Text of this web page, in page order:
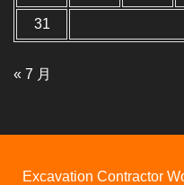
31
« 7 月
Excavation Contractor